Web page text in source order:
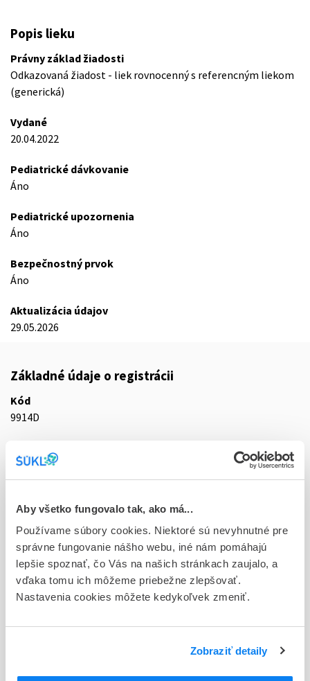
Aby všetko fungovalo tak, ako má...
Používame súbory cookies. Niektoré sú nevyhnutné pre
správne fungovanie nášho webu, iné nám pomáhajú
lepšie spoznať, čo Vás na našich stránkach zaujalo, a
vďaka tomu ich môžeme priebežne zlepšovať.
Nastavenia cookies môžete kedykoľvek zmeniť.
Zobraziť detaily
Popis lieku
Právny základ žiadosti
Odkazovaná žiadost - liek rovnocenný s referencným liekom
(generická)
Vydané
20.04.2022
Pediatrické dávkovanie
Áno
Pediatrické upozornenia
Áno
Bezpečnostný prvok
Áno
Aktualizácia údajov
29.05.2026
Základné údaje o registrácii
Kód
9914D
44/0061/22-S
tbl flm 30x400 mg (fľ.HDPE)
Stav
D - Registrácia bez obmedzenia platnosti
Typ registračnej procedúry